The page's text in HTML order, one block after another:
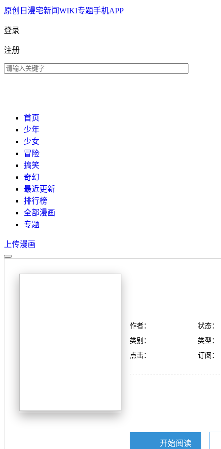
原创 日漫宅新闻WIKI专题手机APP
登录
注册
首页
少年
少女
冒险
搞笑
奇幻
最近更新
排行榜
全部漫画
专题
上传漫画
作者：
状态：
类别：
类型：
点击：
订阅：
开始阅读